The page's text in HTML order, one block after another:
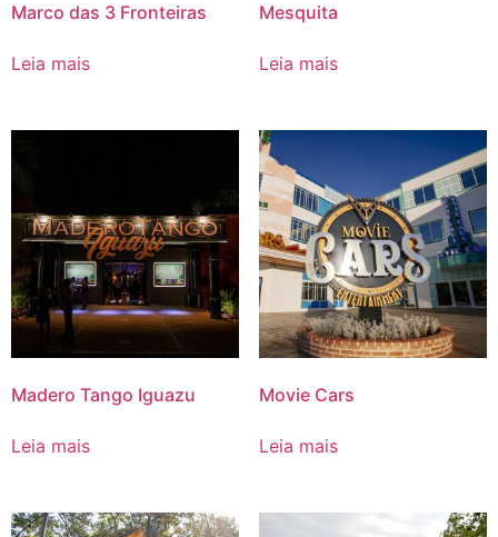
Marco das 3 Fronteiras
Leia mais
Mesquita
Leia mais
Madero Tango Iguazu
Leia mais
Movie Cars
Leia mais